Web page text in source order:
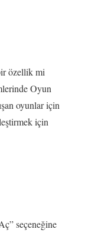
özellik mi
Oyun
oyunlar için
için
seçeneğine